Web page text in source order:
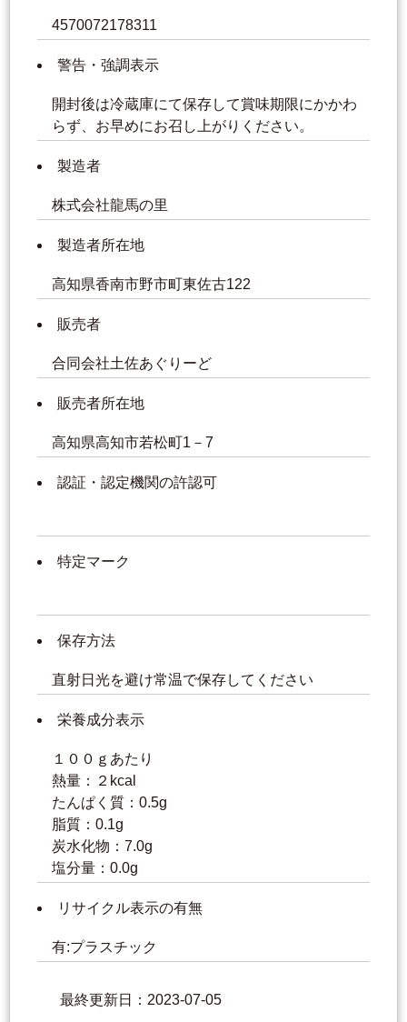
4570072178311
警告・強調表示
開封後は冷蔵庫にて保存して賞味期限にかかわ
らず、お早めにお召し上がりください。
製造者
株式会社龍馬の里
製造者所在地
高知県香南市野市町東佐古122
販売者
合同会社土佐あぐりーど
販売者所在地
高知県高知市若松町1－7
認証・認定機関の許認可
特定マーク
保存方法
直射日光を避け常温で保存してください
栄養成分表示
１００ｇあたり
熱量：２kcal
たんぱく質：0.5g
脂質：0.1g
炭水化物：7.0g
塩分量：0.0g
リサイクル表示の有無
有:プラスチック
最終更新日：2023-07-05